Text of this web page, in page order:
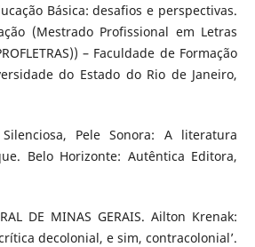
Básica: desafios e perspectivas.
(Mestrado Profissional em Letras
– Faculdade de Formação
do Estado do Rio de Janeiro,
Silenciosa, Pele Sonora: A literatura
Belo Horizonte: Autêntica Editora,
DE MINAS GERAIS. Ailton Krenak:
decolonial, e sim, contracolonial’.